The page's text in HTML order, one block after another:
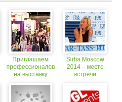
Приглашаем
профессионалов
на выставку
Sirha Moscow
2014 – место
встречи
индустрии
HoReCa